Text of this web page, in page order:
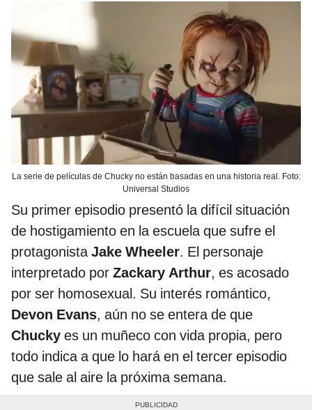
La serie de películas de Chucky no están basadas en una historia real. Foto:
Universal Studios
Su primer episodio presentó la difícil situación
de hostigamiento en la escuela que sufre el
protagonista Jake Wheeler. El personaje
interpretado por Zackary Arthur, es acosado
por ser homosexual. Su interés romántico,
Devon Evans, aún no se entera de que
Chucky es un muñeco con vida propia, pero
todo indica a que lo hará en el tercer episodio
que sale al aire la próxima semana.